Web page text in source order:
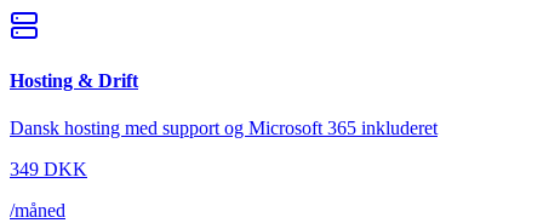
Hosting & Drift
Dansk hosting med support og Microsoft 365 inkluderet
349 DKK
/måned